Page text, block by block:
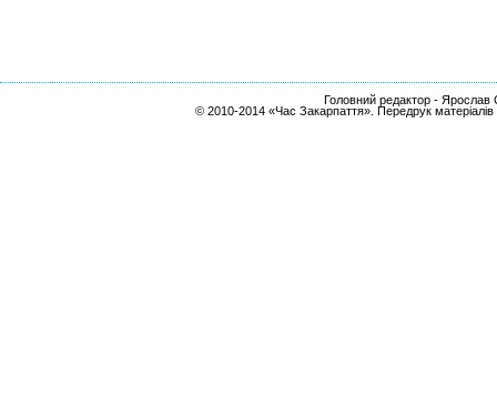
Головний редактор - Ярослав
© 2010-2014 «Час Закарпаття». Передрук